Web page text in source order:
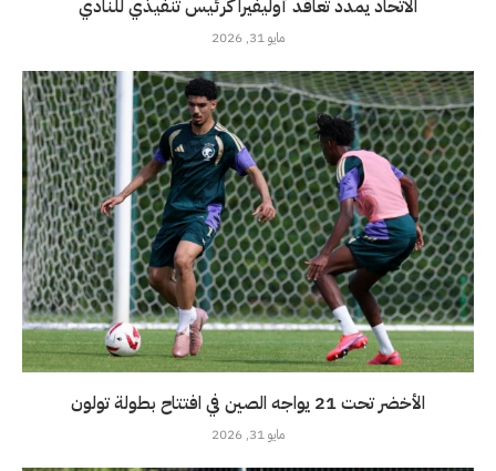
الاتحاد يمدد تعاقد أوليفيرا كرئيس تنفيذي للنادي
مايو 31, 2026
الأخضر تحت 21 يواجه الصين في افتتاح بطولة تولون
مايو 31, 2026